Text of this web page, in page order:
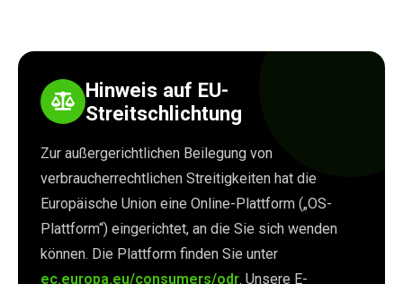
Hinweis auf EU-
Streitschlichtung
Zur außergerichtlichen Beilegung von
verbraucherrechtlichen Streitigkeiten hat die
Europäische Union eine Online-Plattform („OS-
Plattform“) eingerichtet, an die Sie sich wenden
können. Die Plattform finden Sie unter
ec.europa.eu/consumers/odr. Unsere E-